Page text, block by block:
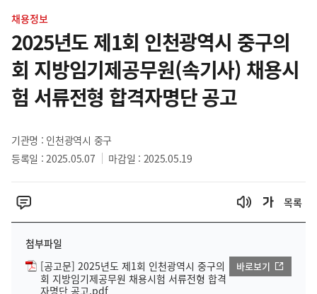
텐
츠
영
역
채용정보
2025년도 제1회 인천광역시 중구의
회 지방임기제공무원(속기사) 채용시
험 서류전형 합격자명단 공고
기관명 : 인천광역시 중구
등록일 : 2025.05.07
마감일 : 2025.05.19
목록
첨부파일
[공고문] 2025년도 제1회 인천광역시 중구의
회 지방임기제공무원 채용시험 서류전형 합격
자명단 공고.pdf
바로보기